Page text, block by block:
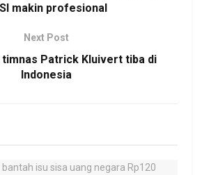
makin profesional
Next Post
Patrick Kluivert tiba di
Indonesia